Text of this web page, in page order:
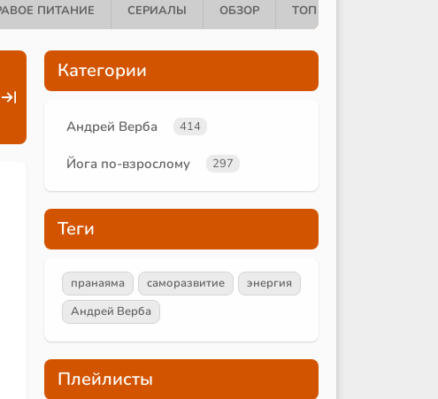
ПИТАНИЕ СЕРИАЛЫ ОБЗОР ТОП 10
Категории
Андрей Верба 414
Йога по-взрослому 297
Теги
пранаяма саморазвитие
энергия
Андрей Верба
Плейлисты